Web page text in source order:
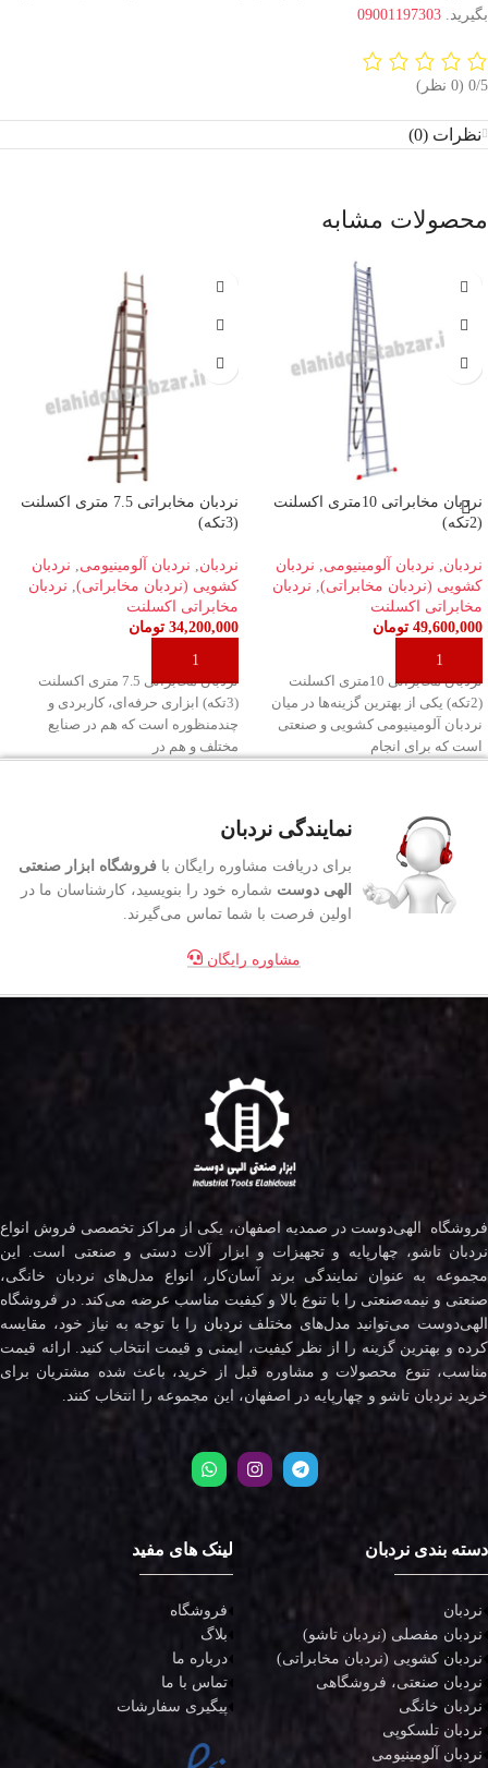
بگیرید. 09001197303
‫0/5 ‫(0 نظر)
نظرات (0)
محصولات مشابه
نردبان مخابراتی 10متری اکسلنت
(2تکه)
نردبان نردبان آلومینیومی
نردبان
کشویی (نردبان مخابراتی) نردبان
مخابراتی اکسلنت
49,600,000 تومان
افزودن به سبد خرید
نردبان مخابراتی 10متری اکسلنت
(2تکه) یکی از بهترین گزینه‌ها در میان
نردبان‌ آلومینیومی کشویی و صنعتی
است که برای انجام
نردبان مخابراتی 7.5 متری اکسلنت
(3تکه)
نردبان نردبان آلومینیومی
نردبان
کشویی (نردبان مخابراتی) نردبان
مخابراتی اکسلنت
34,200,000 تومان
افزودن به سبد خرید
نردبان مخابراتی 7.5 متری اکسلنت
(3تکه) ابزاری حرفه‌ای، کاربردی و
چندمنظوره است که هم در صنایع
مختلف و هم در
نمایندگی نردبان
برای دریافت مشاوره رایگان با فروشگاه ابزار صنعتی
الهی دوست شماره خود را بنویسید، کارشناسان ما در
اولین فرصت با شما تماس می‌گیرند.
مشاوره رایگان
فروشگاه الهی‌دوست در صمدیه اصفهان، یکی از مراکز تخصصی فروش انواع
نردبان تاشو، چهارپایه و تجهیزات و ابزار آلات دستی و صنعتی است. این
مجموعه به عنوان نمایندگی برند آسان‌کار، انواع مدل‌های نردبان خانگی،
صنعتی و نیمه‌صنعتی را با تنوع بالا و کیفیت مناسب عرضه می‌کند. در فروشگاه
الهی‌دوست می‌توانید مدل‌های مختلف نردبان را با توجه به نیاز خود، مقایسه
کرده و بهترین گزینه را از نظر کیفیت، ایمنی و قیمت انتخاب کنید. ارائه قیمت
مناسب، تنوع محصولات و مشاوره قبل از خرید، باعث شده مشتریان برای
خرید نردبان تاشو و چهارپایه در اصفهان، این مجموعه را انتخاب کنند.
دسته بندی نردبان
نردبان
نردبان مفصلی (نردبان تاشو)
نردبان کشویی (نردبان مخابراتی)
نردبان صنعتی، فروشگاهی
نردبان خانگی
نردبان تلسکوپی
نردبان آلومینیومی
لینک های مفید
فروشگاه
بلاگ
درباره ما
تماس با ما
پیگیری سفارشات